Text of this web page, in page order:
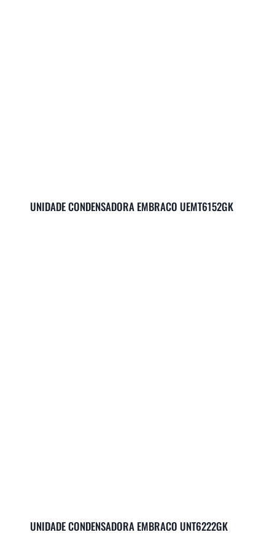
UNIDADE CONDENSADORA EMBRACO UEMT6152GK
UNIDADE CONDENSADORA EMBRACO UNT6222GK